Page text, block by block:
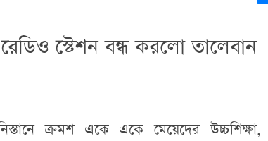
স্টেশন বন্ধ করলো তালেবান
ক্রমশ একে একে মেয়েদের